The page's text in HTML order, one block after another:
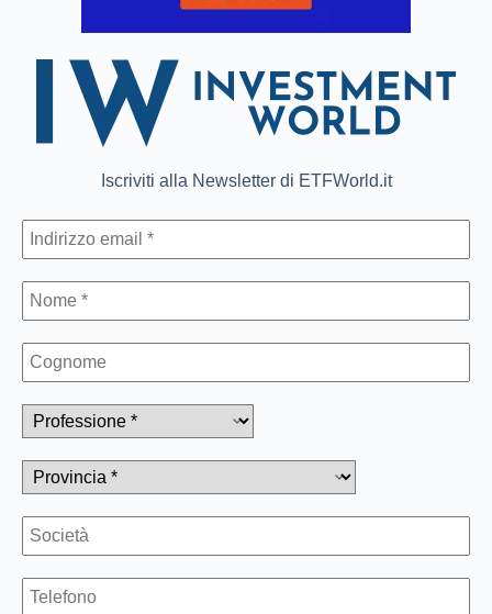
Iscriviti alla Newsletter di ETFWorld.it